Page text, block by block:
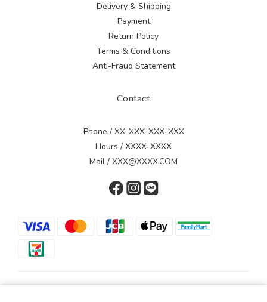
Delivery & Shipping
Payment
Return Policy
Terms & Conditions
Anti-Fraud Statement
Contact
Phone / XX-XXX-XXX-XXX
Hours / XXXX-XXXX
Mail / XXX@XXXX.COM